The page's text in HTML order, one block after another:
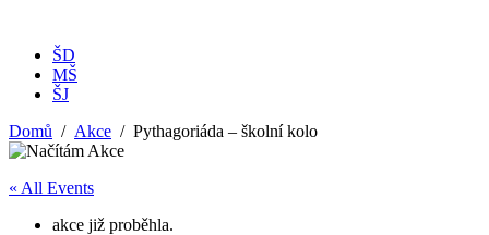
ŠD
MŠ
ŠJ
Domů
Akce Pythagoriáda – školní kolo
« All Events
akce již proběhla.